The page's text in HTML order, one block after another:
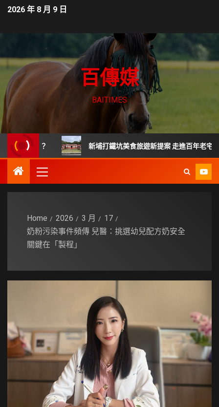
2026 年 8 月 9 日
百傳媒
BAITIMES
題？ 新埔打鐵坑美食旅遊新提案 走進百年老宅嚐新竹傳
Home 2026 3 月
17
奶粉污染事件頻傳 兒醫：挑選幼兒配方奶安全
關鍵在「製程」